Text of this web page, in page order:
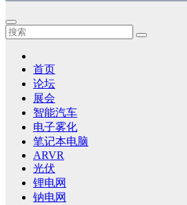
首页
论坛
展会
智能汽车
电子雾化
笔记本电脑
ARVR
光伏
锂电网
钠电网